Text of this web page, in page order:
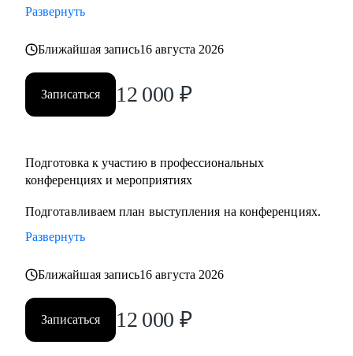
Развернуть
Ближайшая запись16 августа 2026
Записаться 12 000 ₽
Подготовка к участию в профессиональных
конференциях и мероприятиях
Подготавливаем план выступления на конференциях.
Развернуть
Ближайшая запись16 августа 2026
Записаться 12 000 ₽